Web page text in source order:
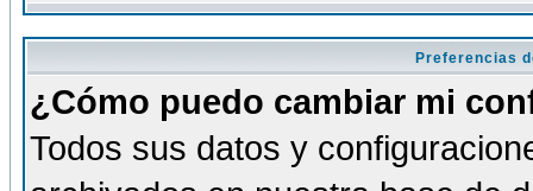
Preferencias
¿Cómo puedo cambiar mi
Todos sus datos y